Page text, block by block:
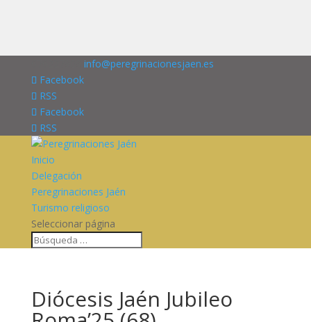
info@peregrinacionesjaen.es
Facebook
RSS
Facebook
RSS
Inicio
Delegación
Peregrinaciones Jaén
Turismo religioso
Seleccionar página
Diócesis Jaén Jubileo